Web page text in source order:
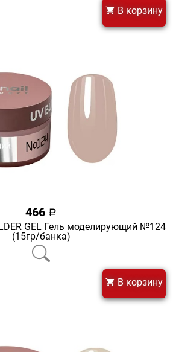
В корзину
466 a
GEL Гель моделирующий №124
(15гр/банка)
В корзину